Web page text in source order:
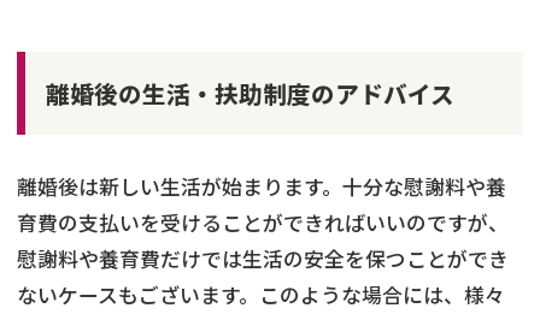
離婚後の生活・扶助制度のアドバイス
離婚後は新しい生活が始まります。十分な慰謝料や養
育費の支払いを受けることができればいいのですが、
慰謝料や養育費だけでは生活の安全を保つことができ
ないケースもございます。このような場合には、様々